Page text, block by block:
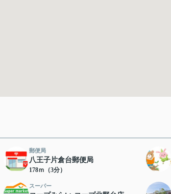
郵便局
八王子片倉台郵便局
178ｍ（3分）
スーパー